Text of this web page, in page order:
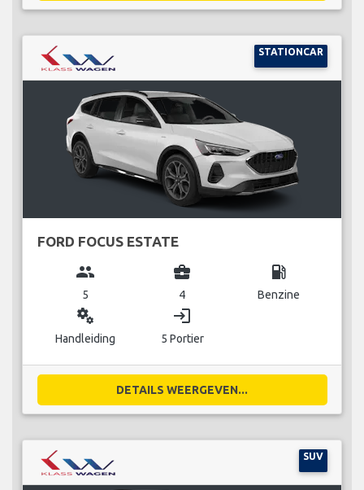
STATIONCAR
FORD FOCUS ESTATE
group
5
business_center
4
local_gas_station
Benzine
miscellaneous_services
Handleiding
login
5 Portier
DETAILS WEERGEVEN...
SUV